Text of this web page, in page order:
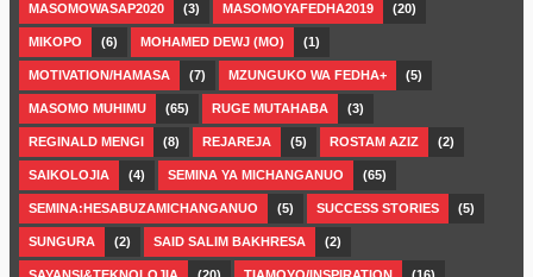
MASOMOWASAP2020 (3) MASOMOYAFEDHA2019 (20)
MIKOPO (6) MOHAMED DEWJ (MO) (1)
MOTIVATION/HAMASA (7) MZUNGUKO WA FEDHA+ (5)
MASOMO MUHIMU (65) RUGE MUTAHABA (3)
REGINALD MENGI (8) REJAREJA (5) ROSTAM AZIZ (2)
SAIKOLOJIA (4) SEMINA YA MICHANGANUO (65)
SEMINA:HESABUZAMICHANGANUO (5) SUCCESS STORIES (5)
SUNGURA (2) SAID SALIM BAKHRESA (2)